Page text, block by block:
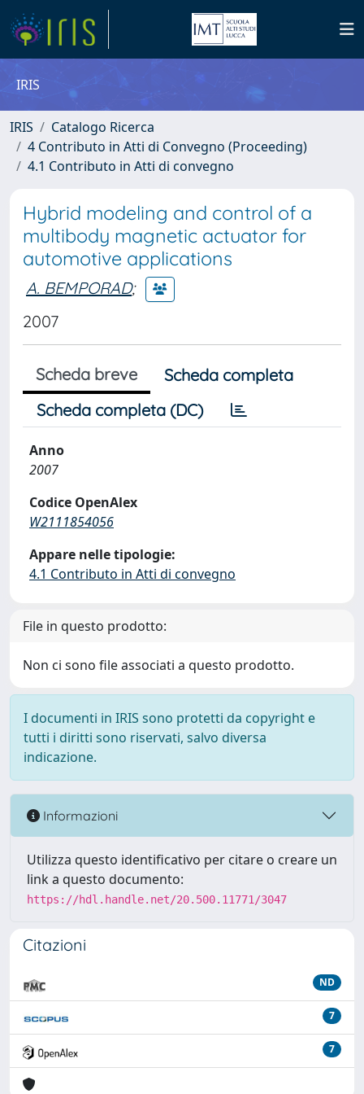
IRIS
IRIS
Catalogo Ricerca
4 Contributo in Atti di Convegno (Proceeding)
4.1 Contributo in Atti di convegno
Hybrid modeling and control of a
multibody magnetic actuator for
automotive applications
A. BEMPORAD;
2007
Scheda breve
Scheda completa
Scheda completa (DC)
Anno
2007
Codice OpenAlex
W2111854056
Appare nelle tipologie:
4.1 Contributo in Atti di convegno
File in questo prodotto:
Non ci sono file associati a questo prodotto.
I documenti in IRIS sono protetti da copyright e
tutti i diritti sono riservati, salvo diversa
indicazione.
Informazioni
Utilizza questo identificativo per citare o creare un
link a questo documento:
https://hdl.handle.net/20.500.11771/3047
Citazioni
ND
7
7